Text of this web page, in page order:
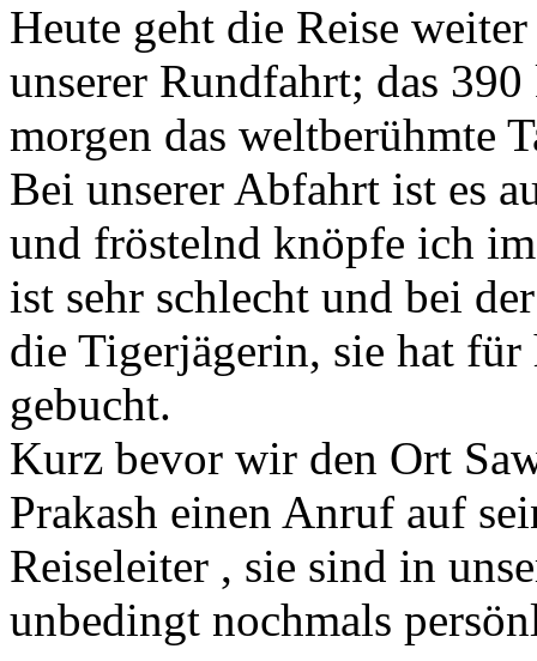
Heute geht die Reise
unserer Rundfahrt; das
morgen das weltberühmte
Bei unserer Abfahrt ist es
und fröstelnd knöpfe ich
ist sehr schlecht und bei
die Tigerjägerin, sie hat
gebucht.
Kurz bevor wir den Ort
Prakash einen Anruf auf
Reiseleiter , sie sind in
unbedingt nochmals